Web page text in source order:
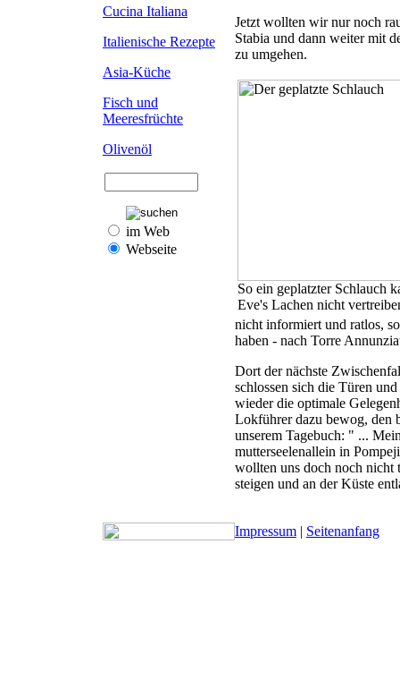
Cucina Italiana
Italienische Rezepte
Asia-Küche
Fisch und
Meeresfrüchte
Olivenöl
im Web
Webseite
Jetzt wollten wir nur noch
Stabia und dann weiter mit
zu umgehen.
So ein geplatzter Schlauch
Eve's Lachen nicht
nicht informiert und ratlos,
haben - nach Torre
Dort der nächste
schlossen sich die Türen
wieder die optimale
Lokführer dazu bewog, den
unserem Tagebuch: " ...
mutterseelenallein in
wollten uns doch noch nicht
steigen und an der Küste
Impressum | Seitenanfang